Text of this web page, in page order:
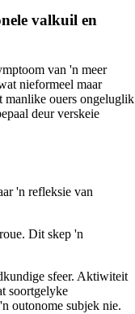
valkuil en
van 'n meer
nieformeel maar
manlike ouers ongeluglik
deur verskeie
'n refleksie van
Dit skep 'n
sfeer. Aktiwiteit
soortgelyke
outonome subjek nie.